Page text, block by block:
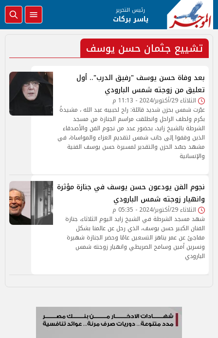
رئيس التحرير
ياسر بركات
تشييع جثمان حسن يوسف
بعد وفاة حسن يوسف "رفيق الدرب".. أول
تعليق من زوجته شمس البارودي
الثلاثاء 29/أكتوبر/2024 - 11:13 م
عبّرت شمس بحزن شديد قائلة: راح لحبيبه عبد الله ، مشيدةً
بكرم ولطف الراحل وانطلقت مراسم الجنازة من مسجد
الشرطة بالشيخ زايد، بحضور عدد من نجوم الفن والأصدقاء
الذين وقفوا إلى جانب شمس لتقديم العزاء والمواساة، في
مشهد جسّد الحزن والتقدير لمسيرة حسن يوسف الفنية
والإنسانية
نجوم الفن يودعون حسن يوسف في جنازة مؤثرة
وانهيار زوجته شمس البارودي
الثلاثاء 29/أكتوبر/2024 - 05:35 م
شهد مسجد الشرطة في الشيخ زايد اليوم الثلاثاء، جنازة
الفنان الكبير حسن يوسف، الذي رحل عن عالمنا بشكل
مفاجئ عن عمر يناهز التسعين عامًا وحضر الجنازة شهيرة
ونسرين أمين وسامح الصريطي وانهيار زوجته شمس
البارودي